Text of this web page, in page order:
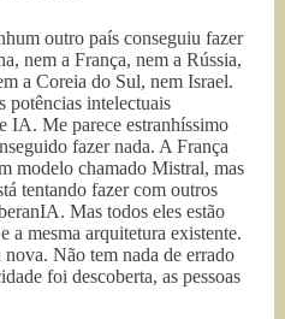
outro país conseguiu fazer
nem a França, nem a Rússia,
a Coreia do Sul, nem Israel.
potências intelectuais
IA. Me parece estranhíssimo
fazer nada. A França
modelo chamado Mistral, mas
tentando fazer com outros
Mas todos eles estão
a mesma arquitetura existente.
Não tem nada de errado
foi descoberta, as pessoas